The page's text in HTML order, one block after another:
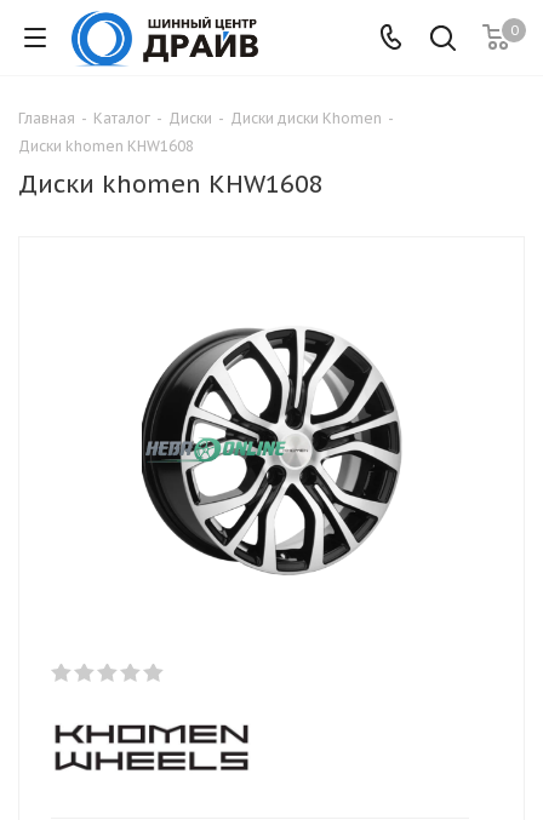
0
Главная - Каталог - Диски - Диски диски Khomen -
Диски khomen KHW1608
Диски khomen KHW1608